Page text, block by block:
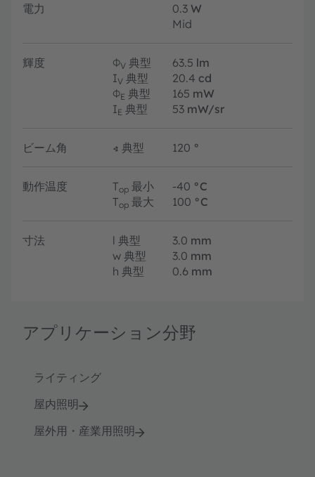
電力 0.3 W
Mid
輝度 ΦV 典型 63.5 lm
IV 典型 20.4 cd
ΦE 典型 165 mW
IE 典型 53 mW/sr
ビーム角 ∢ 典型 120 °
動作温度 Top 最小 -40 °C
Top 最大 100 °C
寸法 l 典型 3.0 mm
w 典型 3.0 mm
h 典型 0.6 mm
アプリケーション分野
ライティング
屋内照明
屋外用・産業用照明